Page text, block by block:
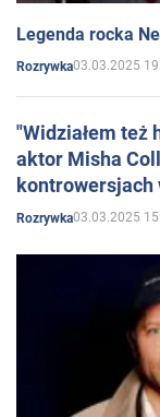
Legenda rocka
Rozrywka03.03.2025
"Widziałem też
aktor Misha
kontrowersjach
Rozrywka03.03.2025